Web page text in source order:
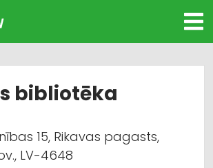
bibliotēka
15, Rikavas pagasts,
LV-4648